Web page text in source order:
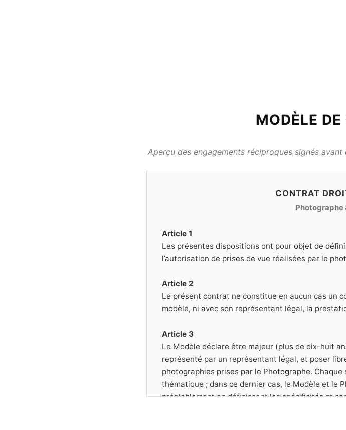
MODÈLE
Aperçu des engagements réciproques signés
CONTRAT
Photographe
Article 1
Les présentes dispositions ont pour objet de
l’autorisation de prises de vue réalisées par le
Article 2
Le présent contrat ne constitue en aucun cas un
modèle, ni avec son représentant légal, la
Article 3
Le Modèle déclare être majeur (plus de dix-huit
représenté par un représentant légal, et poser
photographies prises par le Photographe.
thématique ; dans ce dernier cas, le Modèle et le
préalablement en définissant les spécificités et